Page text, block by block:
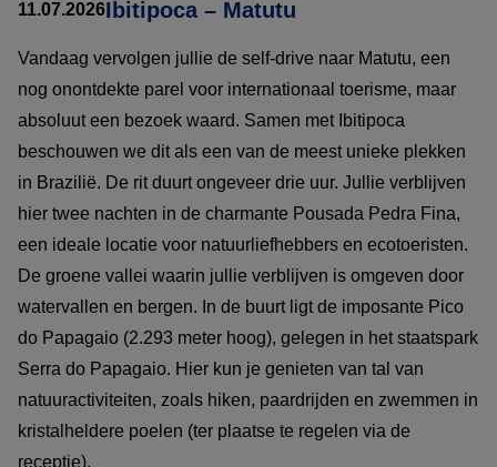
11.07.2026Ibitipoca – Matutu
Vandaag vervolgen jullie de self-drive naar Matutu, een
nog onontdekte parel voor internationaal toerisme, maar
absoluut een bezoek waard. Samen met Ibitipoca
beschouwen we dit als een van de meest unieke plekken
in Brazilië. De rit duurt ongeveer drie uur. Jullie verblijven
hier twee nachten in de charmante Pousada Pedra Fina,
een ideale locatie voor natuurliefhebbers en ecotoeristen.
De groene vallei waarin jullie verblijven is omgeven door
watervallen en bergen. In de buurt ligt de imposante Pico
do Papagaio (2.293 meter hoog), gelegen in het staatspark
Serra do Papagaio. Hier kun je genieten van tal van
natuuractiviteiten, zoals hiken, paardrijden en zwemmen in
kristalheldere poelen (ter plaatse te regelen via de
receptie).